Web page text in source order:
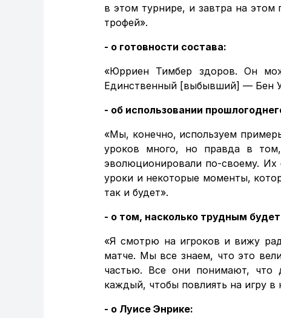
в этом турнире, и завтра на этом
трофей».
- о готовности состава:
«Юрриен Тимбер здоров. Он
Единственный [выбывший] — Бен
- об использовании
«Мы, конечно, используем
уроков много, но правда в
эволюционировали по-своему.
уроки и некоторые моменты,
так и будет».
- о том, насколько трудным
«Я смотрю на игроков и вижу
матче. Мы все знаем, что это
частью. Все они понимают, что
каждый, чтобы повлиять на игру
- о Луисе Энрике: